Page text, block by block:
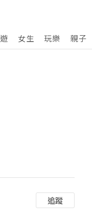
女生 玩樂 親子
追蹤